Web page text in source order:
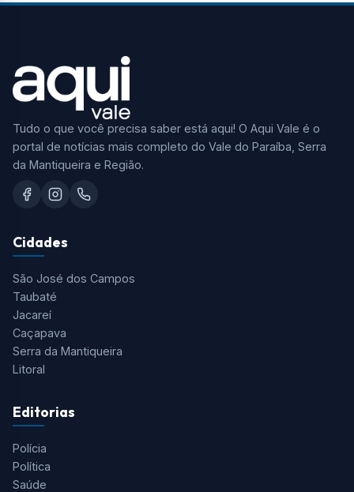
Tudo o que você precisa saber está aqui! O Aqui Vale é o
portal de notícias mais completo do Vale do Paraíba, Serra
da Mantiqueira e Região.
Cidades
São José dos Campos
Taubaté
Jacareí
Caçapava
Serra da Mantiqueira
Litoral
Editorias
Polícia
Política
Saúde